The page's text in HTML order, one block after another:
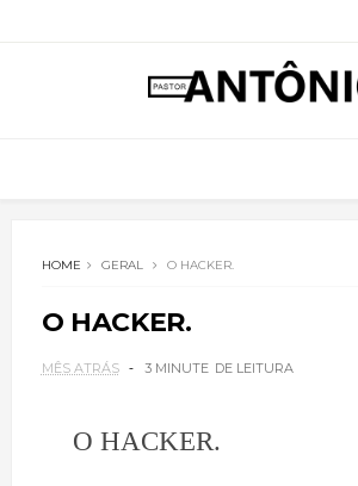
HOME GERAL O HACKER.
O HACKER.
MÊS ATRÁS 3 MINUTE DE LEITURA
O HACKER.